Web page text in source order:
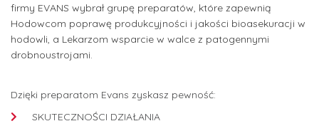
firmy EVANS wybrał grupę preparatów, które zapewnią
Hodowcom poprawę produkcyjności i jakości bioasekuracji w
hodowli, a Lekarzom wsparcie w walce z patogennymi
drobnoustrojami.
Dzięki preparatom Evans zyskasz pewność:
SKUTECZNOŚCI DZIAŁANIA